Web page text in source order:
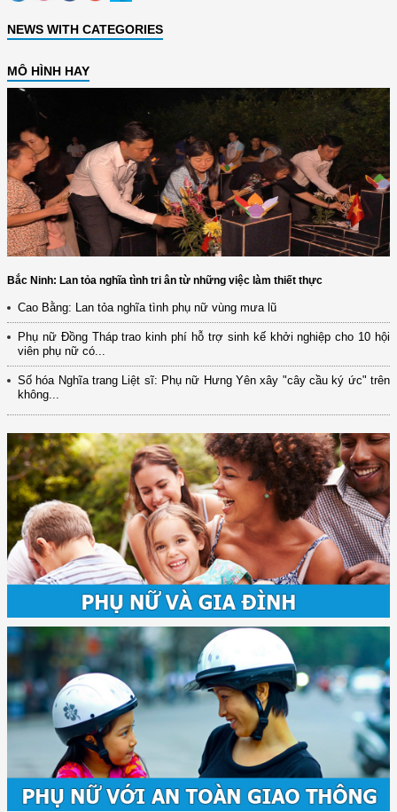
NEWS WITH CATEGORIES
MÔ HÌNH HAY
Bắc Ninh: Lan tỏa nghĩa tình tri ân từ những việc làm thiết thực
Cao Bằng: Lan tỏa nghĩa tình phụ nữ vùng mưa lũ
Phụ nữ Đồng Tháp trao kinh phí hỗ trợ sinh kế khởi nghiệp cho 10 hội
viên phụ nữ có...
Số hóa Nghĩa trang Liệt sĩ: Phụ nữ Hưng Yên xây "cây cầu ký ức" trên
không...